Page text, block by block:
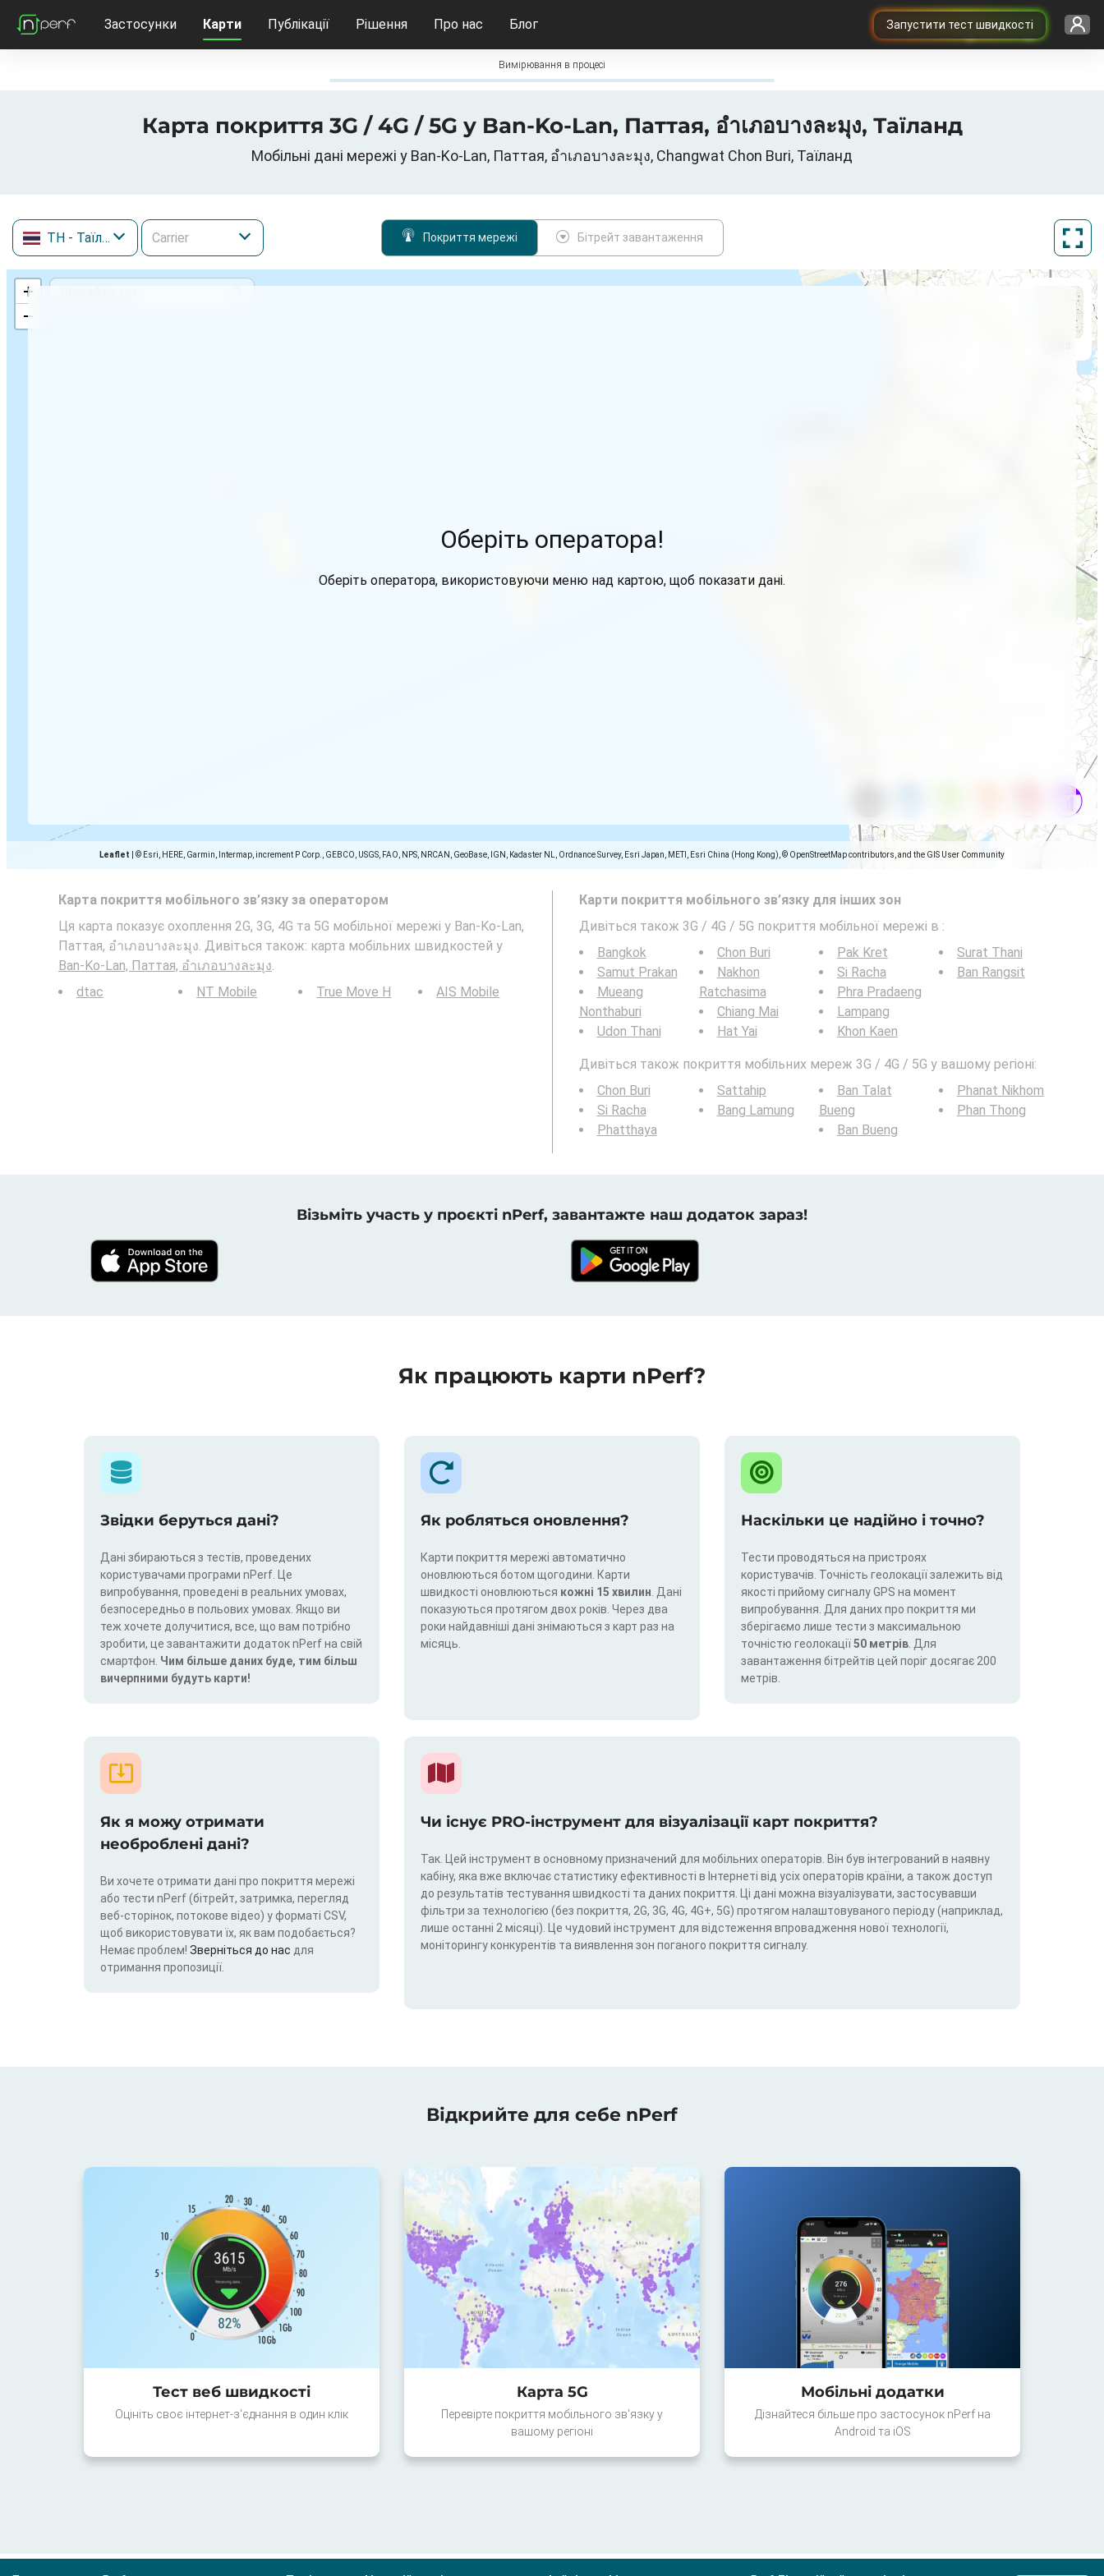
Запустити тест швидкості
Застосунки Карти Публікації Рішення Про нас Блог
Вимірювання в процесі
Карта покриття 3G / 4G / 5G у Ban-Ko-Lan, Паттая, อำเภอบางละมุง, Таїланд
Мобільні дані мережі у Ban-Ko-Lan, Паттая, อำเภอบางละมุง, Changwat Chon Buri, Таїланд
TH - Таїланд Покриття мережі Бітрейт завантаження
+
−
Leaflet © Esri, HERE, Garmin, Intermap, increment P Corp., GEBCO, USGS, FAO, NPS, NRCAN, GeoBase, IGN, Kadaster NL, Ordnance Survey, Esri Japan, METI, Esri China (Hong Kong), © OpenStreetMap contributors, and the GIS User Community
Оберіть оператора!
Оберіть оператора, використовуючи меню над картою, щоб показати дані.
Карта покриття мобільного зв’язку за оператором
Ця карта показує охоплення 2G, 3G, 4G та 5G мобільної мережі у Ban-Ko-Lan,
Паттая, อำเภอบางละมุง. Дивіться також: карта мобільних швидкостей у
Ban-Ko-Lan, Паттая, อำเภอบางละมุง.
dtac
NT Mobile True Move H AIS Mobile
Карти покриття мобільного зв’язку для інших зон
Дивіться також 3G / 4G / 5G покриття мобільної мережі в :
Bangkok
Samut Prakan
Mueang
Nonthaburi
Udon Thani
Chon Buri
Nakhon
Ratchasima
Chiang Mai
Hat Yai
Pak Kret
Si Racha
Phra Pradaeng
Lampang
Khon Kaen
Surat Thani
Ban Rangsit
Дивіться також покриття мобільних мереж 3G / 4G / 5G у вашому регіоні:
Chon Buri
Si Racha
Phatthaya
Sattahip
Bang Lamung
Ban Talat
Bueng
Ban Bueng
Phanat Nikhom
Phan Thong
Візьміть участь у проєкті nPerf, завантажте наш додаток зараз!
Як працюють карти nPerf?
Звідки беруться дані?
Дані збираються з тестів, проведених
користувачами програми nPerf. Це
випробування, проведені в реальних умовах,
безпосередньо в польових умовах. Якщо ви
теж хочете долучитися, все, що вам потрібно
зробити, це завантажити додаток nPerf на свій
смартфон. Чим більше даних буде, тим більш
вичерпними будуть карти!
Як робляться оновлення?
Карти покриття мережі автоматично
оновлюються ботом щогодини. Карти
швидкості оновлюються кожні 15 хвилин . Дані
показуються протягом двох років. Через два
роки найдавніші дані знімаються з карт раз на
місяць.
Наскільки це надійно і точно?
Тести проводяться на пристроях
користувачів. Точність геолокації залежить від
якості прийому сигналу GPS на момент
випробування. Для даних про покриття ми
зберігаємо лише тести з максимальною
точністю геолокації50 метрів . Для
завантаження бітрейтів цей поріг досягає 200
метрів.
Як я можу отримати
необроблені дані?
Ви хочете отримати дані про покриття мережі
або тести nPerf (бітрейт, затримка, перегляд
веб-сторінок, потокове відео) у форматі CSV,
щоб використовувати їх, як вам подобається?
Немає проблем! Зверніться до нас для
отримання пропозиції.
Чи існує PRO-інструмент для візуалізації карт покриття?
Так. Цей інструмент в основному призначений для мобільних операторів. Він був інтегрований в наявну
кабіну, яка вже включає статистику ефективності в Інтернеті від усіх операторів країни, а також доступ
до результатів тестування швидкості та даних покриття. Ці дані можна візуалізувати, застосувавши
фільтри за технологією (без покриття, 2G, 3G, 4G, 4G+, 5G) протягом налаштовуваного періоду (наприклад,
лише останні 2 місяці). Це чудовий інструмент для відстеження впровадження нової технології,
моніторингу конкурентів та виявлення зон поганого покриття сигналу.
Відкрийте для себе nPerf
Тест веб швидкості
Оцініть своє інтернет-з'єднання в один клік
Карта 5G
Перевірте покриття мобільного зв'язку у
вашому регіоні
Мобільні додатки
Дізнайтеся більше про застосунок nPerf на
Android та iOS